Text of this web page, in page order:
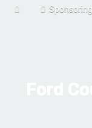
Sponsoring